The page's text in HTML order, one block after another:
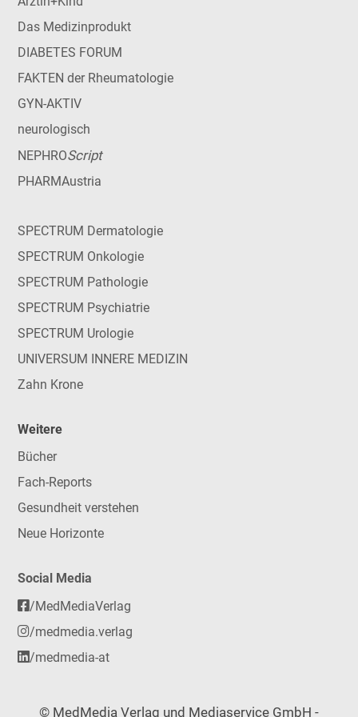
Das Medizinprodukt
DIABETES FORUM
FAKTEN der Rheumatologie
GYN-AKTIV
neurologisch
NEPHROScript
PHARMAustria
SPECTRUM Dermatologie
SPECTRUM Onkologie
SPECTRUM Pathologie
SPECTRUM Psychiatrie
SPECTRUM Urologie
UNIVERSUM INNERE MEDIZIN
Zahn Krone
Weitere
Bücher
Fach-Reports
Gesundheit verstehen
Neue Horizonte
Social Media
/MedMediaVerlag
/medmedia.verlag
/medmedia-at
© MedMedia Verlag und Mediaservice GmbH -